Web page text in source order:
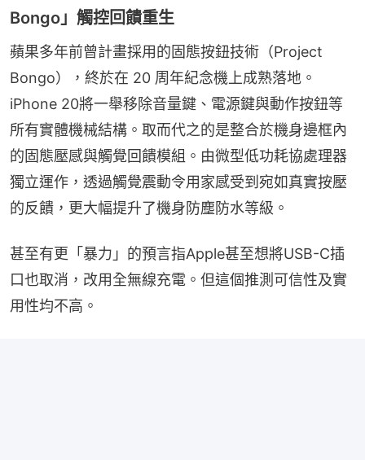
Bongo」觸控回饋重生
蘋果多年前曾計畫採用的固態按鈕技術（Project
Bongo），終於在 20 周年紀念機上成熟落地。
iPhone 20將一舉移除音量鍵、電源鍵與動作按鈕等
所有實體機械結構。取而代之的是整合於機身邊框內
的固態壓感與觸覺回饋模組。由微型低功耗協處理器
獨立運作，透過觸覺震動令用家感受到宛如真實按壓
的反饋，更大幅提升了機身防塵防水等級。
甚至有更「暴力」的預言指Apple甚至想將USB-C插
口也取消，改用全無線充電。但這個推測可信性及實
用性均不高。